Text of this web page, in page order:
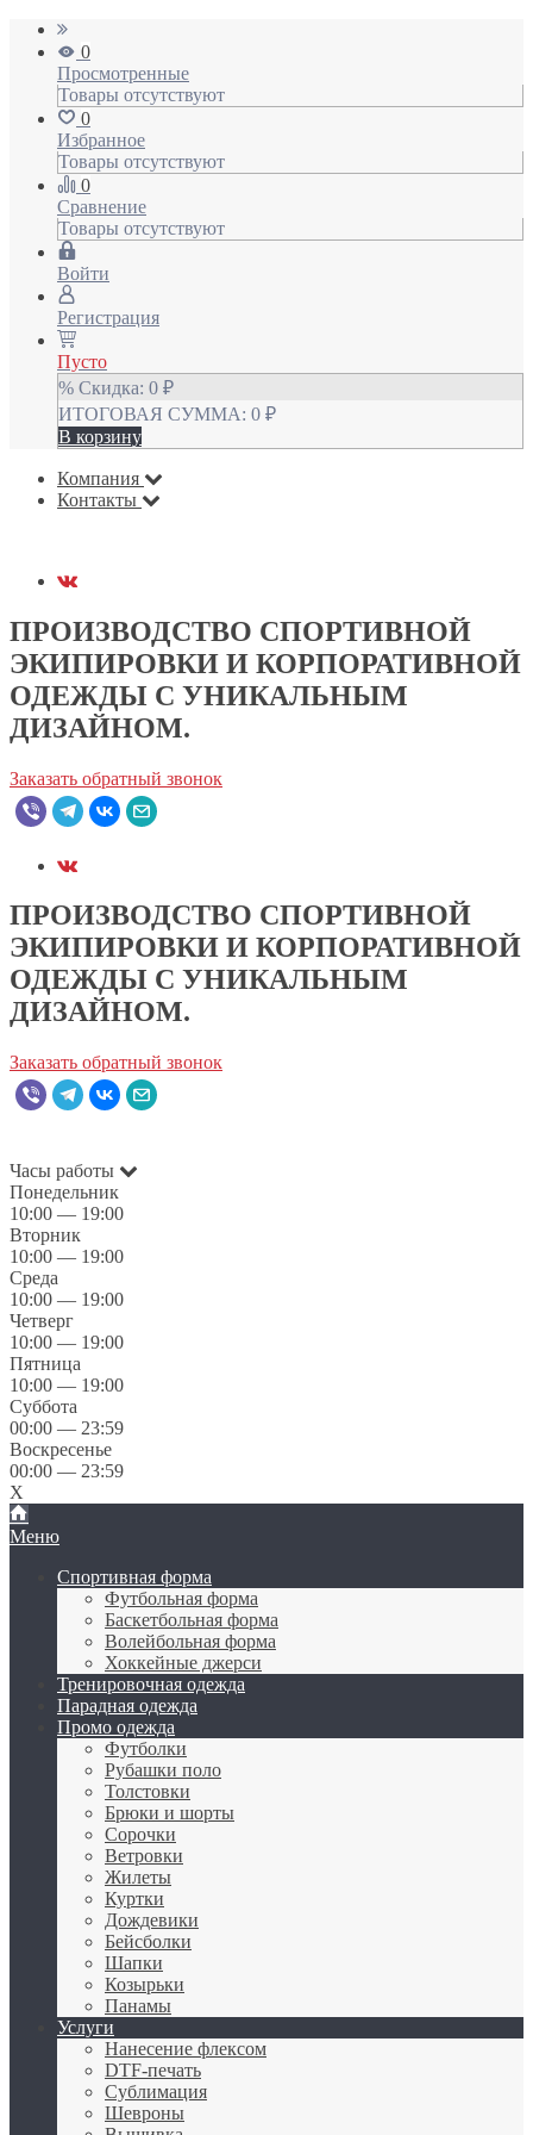
0
Просмотренные
Товары отсутствуют
0
Избранное
Товары отсутствуют
0
Сравнение
Товары отсутствуют
Войти
Регистрация
Пусто
% Скидка: 0 ₽
ИТОГОВАЯ СУММА: 0 ₽
В корзину
Компания
Контакты
ПРОИЗВОДСТВО СПОРТИВНОЙ
ЭКИПИРОВКИ И КОРПОРАТИВНОЙ
ОДЕЖДЫ С УНИКАЛЬНЫМ
ДИЗАЙНОМ.
Заказать обратный звонок
ПРОИЗВОДСТВО СПОРТИВНОЙ
ЭКИПИРОВКИ И КОРПОРАТИВНОЙ
ОДЕЖДЫ С УНИКАЛЬНЫМ
ДИЗАЙНОМ.
Заказать обратный звонок
Часы работы
Понедельник
10:00 — 19:00
Вторник
10:00 — 19:00
Среда
10:00 — 19:00
Четверг
10:00 — 19:00
Пятница
10:00 — 19:00
Суббота
00:00 — 23:59
Воскресенье
00:00 — 23:59
X
Меню
Спортивная форма
Футбольная форма
Баскетбольная форма
Волейбольная форма
Хоккейные джерси
Тренировочная одежда
Парадная одежда
Промо одежда
Футболки
Рубашки поло
Толстовки
Брюки и шорты
Сорочки
Ветровки
Жилеты
Куртки
Дождевики
Бейсболки
Шапки
Козырьки
Панамы
Услуги
Нанесение флексом
DTF-печать
Сублимация
Шевроны